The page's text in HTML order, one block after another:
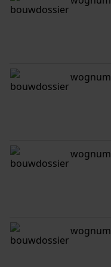
wognum
wognum
wognum